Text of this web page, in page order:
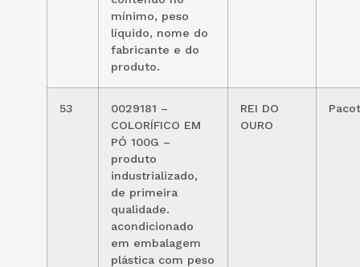
mínimo, peso
líquido, nome do
fabricante e do
produto.
53
0029181 –
COLORÍFICO EM
PÓ 100G –
produto
industrializado,
de primeira
qualidade.
acondicionado
em embalagem
plástica com peso
REI DO
OURO